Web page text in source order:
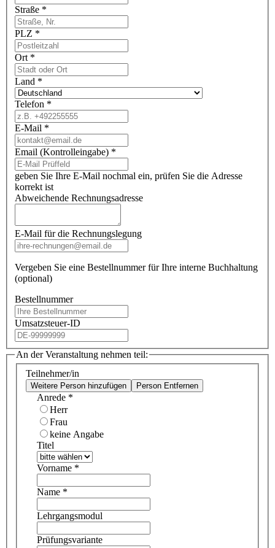
Straße *
PLZ *
Ort *
Land *
Telefon *
E-Mail *
Email (Kontrolleingabe) *
geben Sie Ihre E-Mail nochmal ein, prüfen Sie die Adresse
korrekt ist
Abweichende Rechnungsadresse
E-Mail für die Rechnungslegung
Vergeben Sie eine Bestellnummer für Ihre interne Buchhaltung
(optional)
Bestellnummer
Umsatzsteuer-ID
An der Veranstaltung nehmen teil:
Teilnehmer/in
Weitere Person hinzufügen Person Entfernen
Anrede *
Herr
Frau
keine Angabe
Titel
Vorname *
Name *
Lehrgangsmodul
Prüfungsvariante